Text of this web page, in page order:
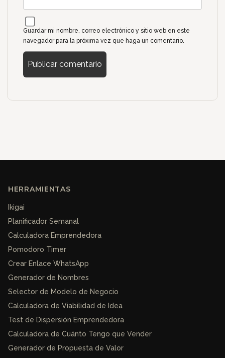
Guardar mi nombre, correo electrónico y sitio web en este
navegador para la próxima vez que haga un comentario.
HERRAMIENTAS
Ikigai
Planificador Semanal
Calculadora Emprendedora
Pomodoro Timer
Crear Enlace WhatsApp
Generador de Nombres
Selector de Modelo de Negocio
Calculadora de Viabilidad de Idea
Test de Dispersión Emprendedora
Calculadora de Cuánto Tengo que Vender
Generador de Propuesta de Valor